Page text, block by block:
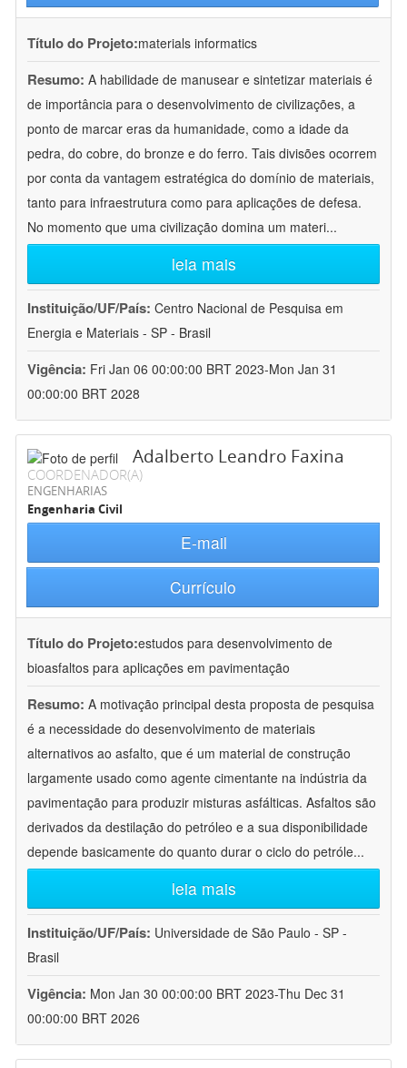
Título do Projeto:materials informatics
Resumo: A habilidade de manusear e sintetizar materiais é
de importância para o desenvolvimento de civilizações, a
ponto de marcar eras da humanidade, como a idade da
pedra, do cobre, do bronze e do ferro. Tais divisões ocorrem
por conta da vantagem estratégica do domínio de materiais,
tanto para infraestrutura como para aplicações de defesa.
No momento que uma civilização domina um materi...
leia mais
Instituição/UF/País: Centro Nacional de Pesquisa em
Energia e Materiais - SP - Brasil
Vigência: Fri Jan 06 00:00:00 BRT 2023-Mon Jan 31
00:00:00 BRT 2028
Adalberto Leandro Faxina
COORDENADOR(A)
ENGENHARIAS
Engenharia Civil
E-mail
Currículo
Título do Projeto:estudos para desenvolvimento de
bioasfaltos para aplicações em pavimentação
Resumo: A motivação principal desta proposta de pesquisa
é a necessidade do desenvolvimento de materiais
alternativos ao asfalto, que é um material de construção
largamente usado como agente cimentante na indústria da
pavimentação para produzir misturas asfálticas. Asfaltos são
derivados da destilação do petróleo e a sua disponibilidade
depende basicamente do quanto durar o ciclo do petróle...
leia mais
Instituição/UF/País: Universidade de São Paulo - SP -
Brasil
Vigência: Mon Jan 30 00:00:00 BRT 2023-Thu Dec 31
00:00:00 BRT 2026